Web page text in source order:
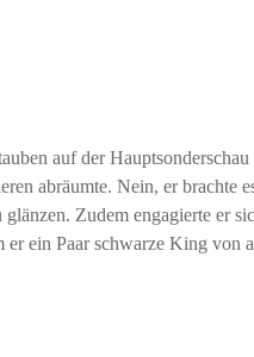
auf der
abräumte. Nein, er brachte
glänzen. Zudem engagierte er
ein Paar schwarze King von